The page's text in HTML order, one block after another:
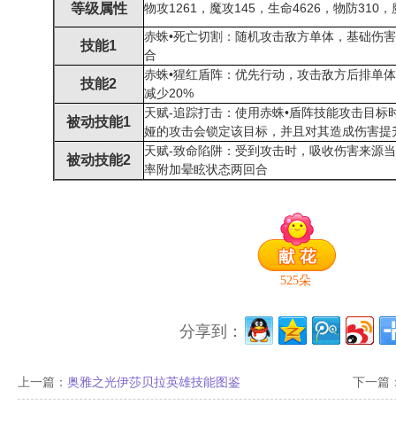
等级属性 物攻1261，魔攻145，生命4626，物防310
技能1
赤蛛•死亡切割：随机攻击敌方单体，基础伤
合
技能2
赤蛛•猩红盾阵：优先行动，攻击敌方后排单
减少20%
被动技能1
天赋-追踪打击：使用赤蛛•盾阵技能攻击目标
娅的攻击会锁定该目标，并且对其造成伤害提
被动技能2
天赋-致命陷阱：受到攻击时，吸收伤害来源
率附加晕眩状态两回合
525朵
分享到：
上一篇： 奥雅之光伊莎贝拉英雄技能图鉴 下一篇